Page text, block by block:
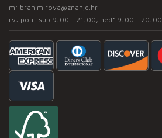
m: branimirova@znanje.hr
rv: pon -sub 9:00 - 21:00, ned* 9:00 - 20:00